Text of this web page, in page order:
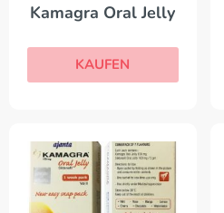
Kamagra Oral Jelly
KAUFEN